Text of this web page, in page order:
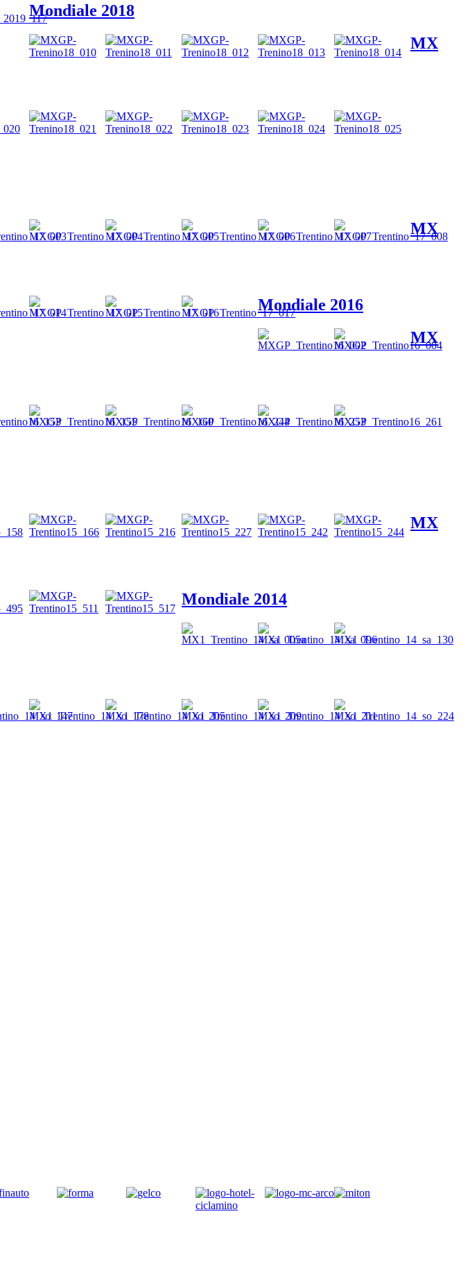
Mondiale 2018
MX
MX
Mondiale 2016
MX
MX
Mondiale 2014